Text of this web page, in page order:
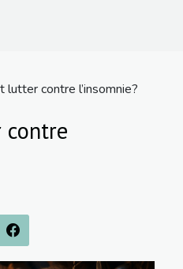
lutter contre l’insomnie?